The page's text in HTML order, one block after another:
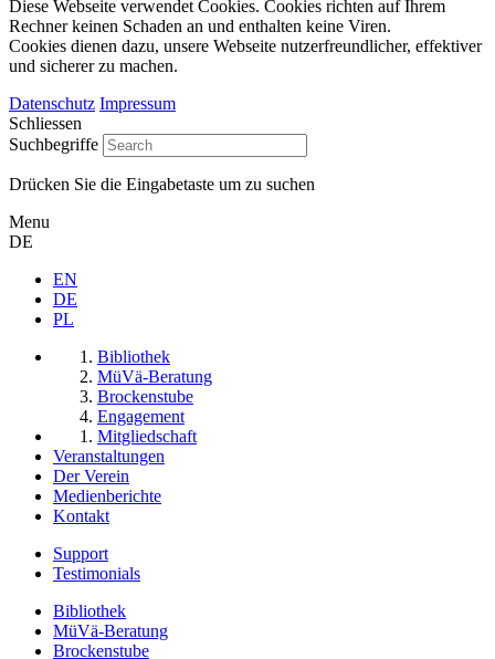
Diese Webseite verwendet Cookies. Cookies richten auf Ihrem
Rechner keinen Schaden an und enthalten keine Viren.
Cookies dienen dazu, unsere Webseite nutzerfreundlicher, effektiver
und sicherer zu machen.
Datenschutz Impressum
Schliessen
Suchbegriffe
Drücken Sie die Eingabetaste um zu suchen
Menu
DE
EN
DE
PL
Bibliothek
MüVä-Beratung
Brockenstube
Engagement
Mitgliedschaft
Veranstaltungen
Der Verein
Medienberichte
Kontakt
Support
Testimonials
Bibliothek
MüVä-Beratung
Brockenstube